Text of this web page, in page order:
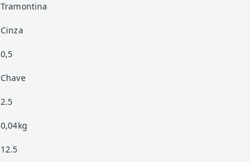
Tramontina
Cinza
0,5
Chave
2.5
0,04kg
12.5